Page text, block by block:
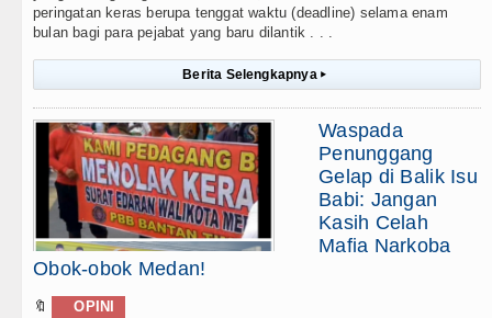
peringatan keras berupa tenggat waktu (deadline) selama enam
bulan bagi para pejabat yang baru dilantik . . .
Berita Selengkapnya ▸
Waspada
Penunggang
Gelap di Balik Isu
Babi: Jangan
Kasih Celah
Mafia Narkoba
Obok-obok Medan!
🔖 OPINI